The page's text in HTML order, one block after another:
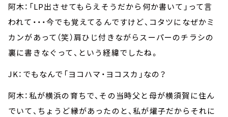
阿木：「LP出させてもらえそうだから何か書いて」って言
われて・・・今でも覚えてるんですけど、コタツになぜかミ
カンがあって（笑）肩ひじ付きながらスーパーのチラシの
裏に書きなぐって、という経緯でしたね。
JK：でもなんで「ヨコハマ・ヨコスカ」なの？
阿木：私が横浜の育ちで、その当時父と母が横須賀に住ん
でいて、ちょうど縁があったのと、私が燿子だからそれに